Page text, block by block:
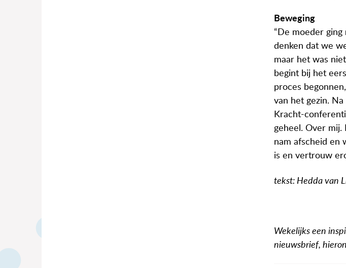
Beweging
“De moeder
denken dat we
maar het was
begint bij het
proces
van het gezin.
Kracht-
geheel. Over mij.
nam afscheid en
is en vertrouw
tekst: Hedda van
Wekelijks een
nieuwsbrief,